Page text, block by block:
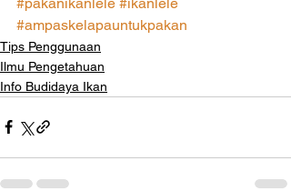
#ampaskelapauntukpakan
Tips Penggunaan
Ilmu Pengetahuan
Info Budidaya Ikan